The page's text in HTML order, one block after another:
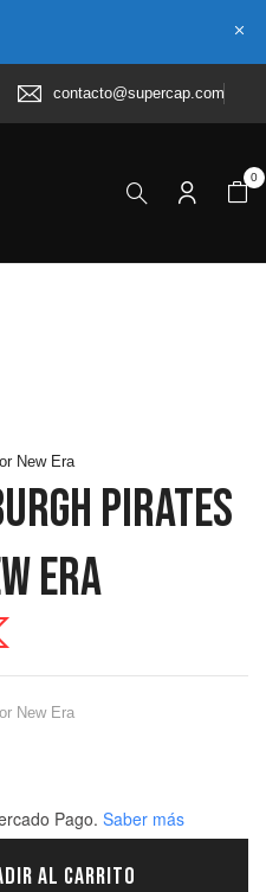
contacto@supercap.com
0
New Era
Pirates
Era
New Era
Pago. Saber más
AL CARRITO